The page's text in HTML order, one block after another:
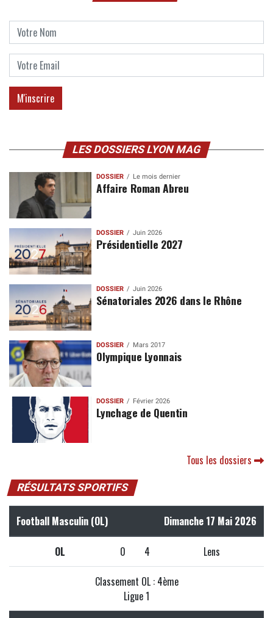
LES DOSSIERS LYON MAG
DOSSIER Le mois dernier
Affaire Roman Abreu
DOSSIER Juin 2026
Présidentielle 2027
DOSSIER Juin 2026
Sénatoriales 2026 dans le Rhône
DOSSIER Mars 2017
Olympique Lyonnais
DOSSIER Février 2026
Lynchage de Quentin
Tous les dossiers
RÉSULTATS SPORTIFS
Football Masculin (OL) Dimanche 17 Mai 2026
OL 0 4 Lens
Classement OL : 4ème
Ligue 1